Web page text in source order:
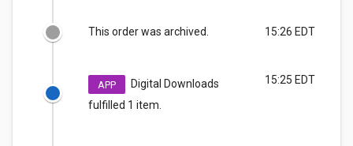
This order was archived. 15:26 EDT
APP
Digital Downloads
fulfilled 1 item.
15:25 EDT